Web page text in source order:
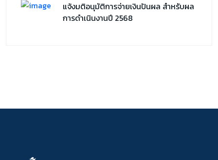
แจ้งมติอนุมัติการจ่ายเงินปันผล สำหรับผล
การดำเนินงานปี 2568